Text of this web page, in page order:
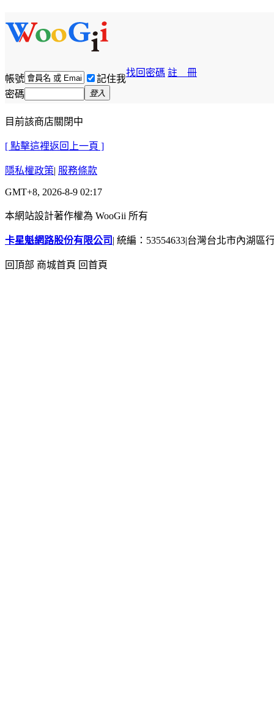
帳號 記住我
找回密碼 註 冊
密碼 登入
目前該商店關閉中
[ 點擊這裡返回上一頁 ]
隱私權政策| 服務條款
GMT+8, 2026-8-9 02:17
本網站設計著作權為 WooGii 所有
卡星魁網路股份有限公司 | 統編：53554633|台灣台北市內湖區
回頂部 商城首頁 回首頁